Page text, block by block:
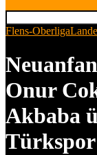
Flens-Oberliga
Onur
Akbaba